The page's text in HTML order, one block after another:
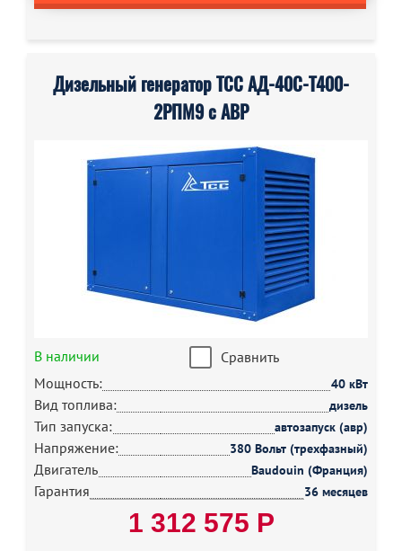
Дизельный генератор ТСС АД-40С-Т400-
2РПМ9 с АВР
В наличии
Сравнить
Мощность:
40 кВт
Вид топлива: дизель
Тип запуска: автозапуск (авр)
Напряжение: 380 Вольт (трехфазный)
Двигатель Baudouin (Франция)
Гарантия 36 месяцев
1 312 575 Р